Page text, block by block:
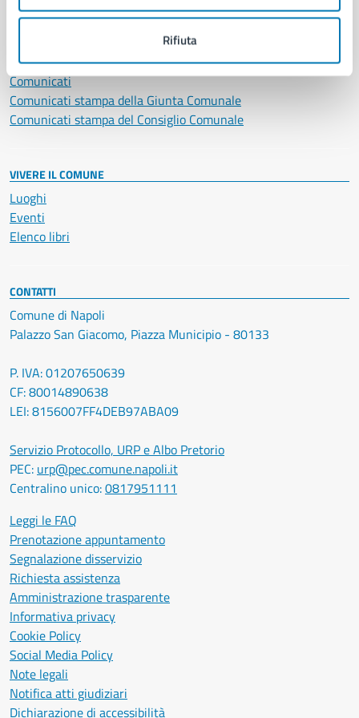
Rifiuta
NOVITÀ
Avvisi
Comunicati
Comunicati stampa della Giunta Comunale
Comunicati stampa del Consiglio Comunale
VIVERE IL COMUNE
Luoghi
Eventi
Elenco libri
CONTATTI
Comune di Napoli
Palazzo San Giacomo, Piazza Municipio - 80133
P. IVA: 01207650639
CF: 80014890638
LEI: 8156007FF4DEB97ABA09
Servizio Protocollo, URP e Albo Pretorio
PEC: urp@pec.comune.napoli.it
Centralino unico:0817951111
Leggi le FAQ
Prenotazione appuntamento
Segnalazione disservizio
Richiesta assistenza
Amministrazione trasparente
Informativa privacy
Cookie Policy
Social Media Policy
Note legali
Notifica atti giudiziari
Dichiarazione di accessibilità